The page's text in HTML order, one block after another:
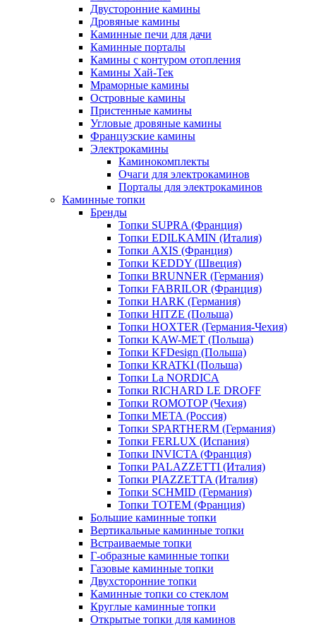
Двусторонние камины
Дровяные камины
Каминные печи для дачи
Каминные порталы
Камины с контуром отопления
Камины Хай-Тек
Мраморные камины
Островные камины
Пристенные камины
Угловые дровяные камины
Французские камины
Электрокамины
Каминокомплекты
Очаги для электрокаминов
Порталы для электрокаминов
Каминные топки
Бренды
Топки SUPRA (Франция)
Топки EDILKAMIN (Италия)
Топки AXIS (Франция)
Топки KEDDY (Швеция)
Топки BRUNNER (Германия)
Топки FABRILOR (Франция)
Топки HARK (Германия)
Топки HITZE (Польша)
Топки HOXTER (Германия-Чехия)
Топки KAW-MET (Польша)
Топки KFDesign (Польша)
Топки KRATKI (Польша)
Топки La NORDICA
Топки RICHARD LE DROFF
Топки ROMOTOP (Чехия)
Топки МЕТА (Россия)
Топки SPARTHERM (Германия)
Топки FERLUX (Испания)
Топки INVICTA (Франция)
Топки PALAZZETTI (Италия)
Топки PIAZZETTA (Италия)
Топки SCHMID (Германия)
Топки TOTEM (Франция)
Большие каминные топки
Вертикальные каминные топки
Встраиваемые топки
Г-образные каминные топки
Газовые каминные топки
Двухсторонние топки
Каминные топки со стеклом
Круглые каминные топки
Открытые топки для каминов